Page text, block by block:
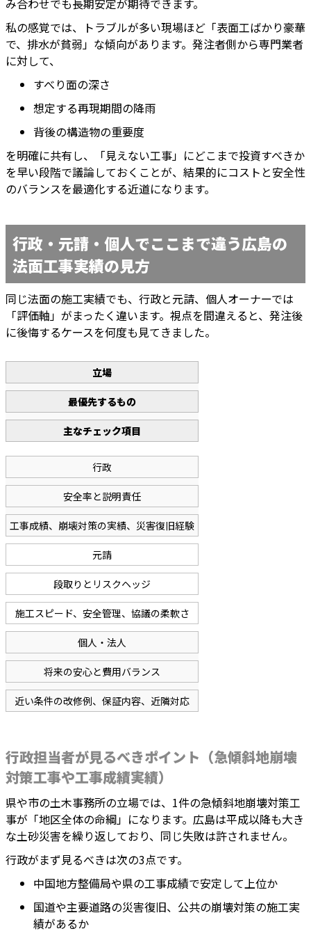
み合わせでも長期安定が期待できます。
私の感覚では、トラブルが多い現場ほど「表面工ばかり豪華
で、排水が貧弱」な傾向があります。発注者側から専門業者
に対して、
すべり面の深さ
想定する再現期間の降雨
背後の構造物の重要度
を明確に共有し、「見えない工事」にどこまで投資すべきか
を早い段階で議論しておくことが、結果的にコストと安全性
のバランスを最適化する近道になります。
行政・元請・個人でここまで違う広島の
法面工事実績の見方
同じ法面の施工実績でも、行政と元請、個人オーナーでは
「評価軸」がまったく違います。視点を間違えると、発注後
に後悔するケースを何度も見てきました。
立場
最優先するもの
主なチェック項目
行政
安全率と説明責任
工事成績、崩壊対策の実績、災害復旧経験
元請
段取りとリスクヘッジ
施工スピード、安全管理、協議の柔軟さ
個人・法人
将来の安心と費用バランス
近い条件の改修例、保証内容、近隣対応
行政担当者が見るべきポイント（急傾斜地崩壊
対策工事や工事成績実績）
県や市の土木事務所の立場では、1件の急傾斜地崩壊対策工
事が「地区全体の命綱」になります。広島は平成以降も大き
な土砂災害を繰り返しており、同じ失敗は許されません。
行政がまず見るべきは次の3点です。
中国地方整備局や県の工事成績で安定して上位か
国道や主要道路の災害復旧、公共の崩壊対策の施工実
績があるか